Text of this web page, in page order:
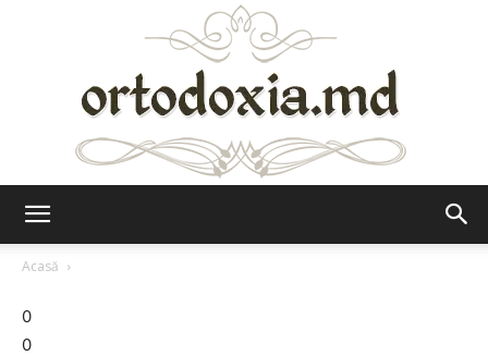
Acasă
0
0